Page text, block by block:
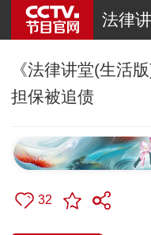
法律
《法律讲堂(生活
担保被追债
32